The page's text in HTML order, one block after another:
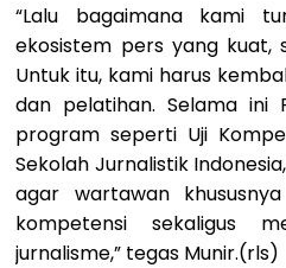
“Lalu bagaimana kami
ekosistem pers yang kuat,
Untuk itu, kami harus
dan pelatihan. Selama ini
program seperti Uji
Sekolah Jurnalistik
agar wartawan
kompetensi sekaligus
jurnalisme,” tegas Munir.(rls)